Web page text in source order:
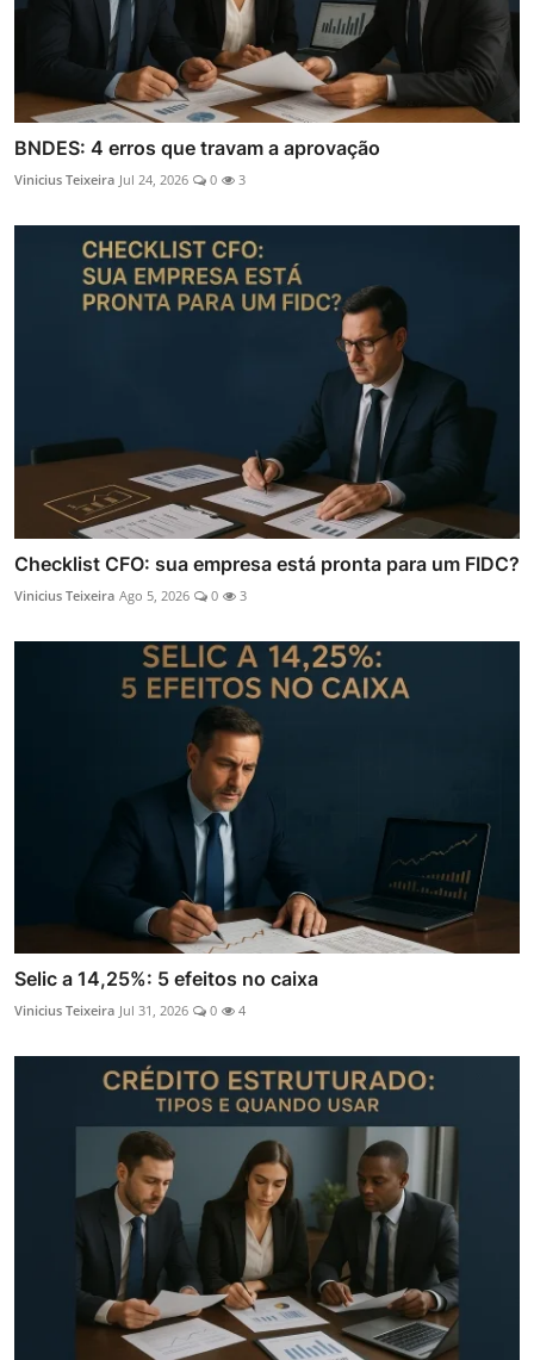
BNDES: 4 erros que travam a aprovação
Vinicius Teixeira Jul 24, 2026 0 3
Checklist CFO: sua empresa está pronta para um FIDC?
Vinicius Teixeira Ago 5, 2026 0 3
Selic a 14,25%: 5 efeitos no caixa
Vinicius Teixeira Jul 31, 2026 0 4